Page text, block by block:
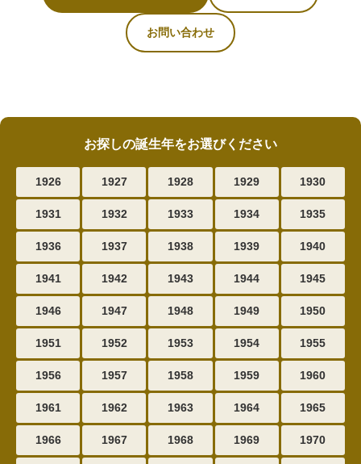
お問い合わせ
お探しの誕生年をお選びください
1926 1927 1928 1929 1930
1931 1932 1933 1934 1935
1936 1937 1938 1939 1940
1941 1942 1943 1944 1945
1946 1947 1948 1949 1950
1951 1952 1953 1954 1955
1956 1957 1958 1959 1960
1961 1962 1963 1964 1965
1966 1967 1968 1969 1970